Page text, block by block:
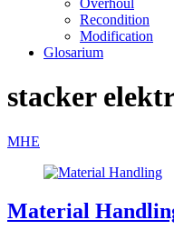
Overhoul
Recondition
Modification
Glosarium
stacker
MHE
Material